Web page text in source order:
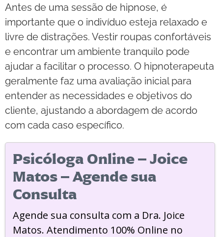
Antes de uma sessão de hipnose, é
importante que o indivíduo esteja relaxado e
livre de distrações. Vestir roupas confortáveis
e encontrar um ambiente tranquilo pode
ajudar a facilitar o processo. O hipnoterapeuta
geralmente faz uma avaliação inicial para
entender as necessidades e objetivos do
cliente, ajustando a abordagem de acordo
com cada caso específico.
Psicóloga Online – Joice
Matos – Agende sua
Consulta
Agende sua consulta com a Dra. Joice
Matos. Atendimento 100% Online no